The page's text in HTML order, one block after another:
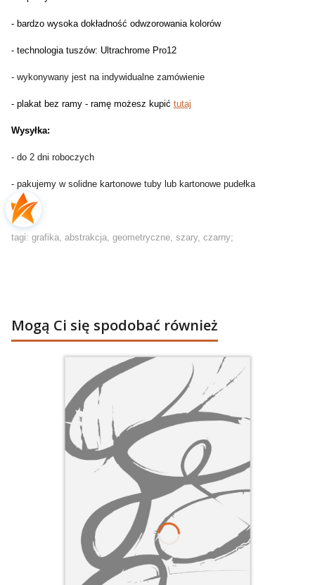
- bardzo wysoka dokładność odwzorowania kolorów
- technologia tuszów: Ultrachrome Pro12
- wykonywany jest na indywidualne zamówienie
- plakat bez ramy - ramę możesz kupić tutaj
Wysyłka:
- do 2 dni roboczych
- pakujemy w solidne kartonowe tuby lub kartonowe pudełka
tagi: grafika, abstrakcja, geometryczne, szary, czarny;
Mogą Ci się spodobać również